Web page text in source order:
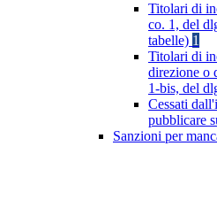
Titolari di
co. 1, del
tabelle) 1
Titolari di
direzione o
1-bis, del
Cessati
pubblicare
Sanzioni per